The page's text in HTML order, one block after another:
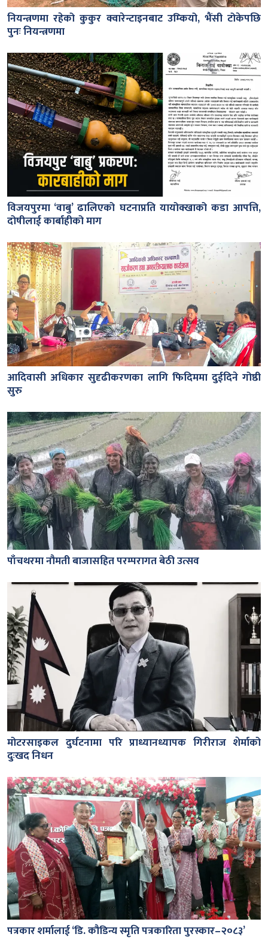
नियन्त्रणमा रहेको कुकुर क्वारेन्टाइनबाट उम्कियो, भैंसी टोकेपछि
पुनः नियन्त्रणमा
विजयपुरमा ‘वाबु’ ढालिएको घटनाप्रति यायोक्खाको कडा आपत्ति,
दोषीलाई कार्बाहीको माग
आदिवासी अधिकार सुदृढीकरणका लागि फिदिममा दुईदिने गोष्ठी
सुरु
पाँचथरमा नौमती बाजासहित परम्परागत बेठी उत्सव
मोटरसाइकल दुर्घटनामा परि प्राध्यानध्यापक गिरीराज शेर्माको
दुःखद निधन
पत्रकार शर्मालाई ‘डि. कौडिन्य स्मृति पत्रकारिता पुरस्कार–२०८३’